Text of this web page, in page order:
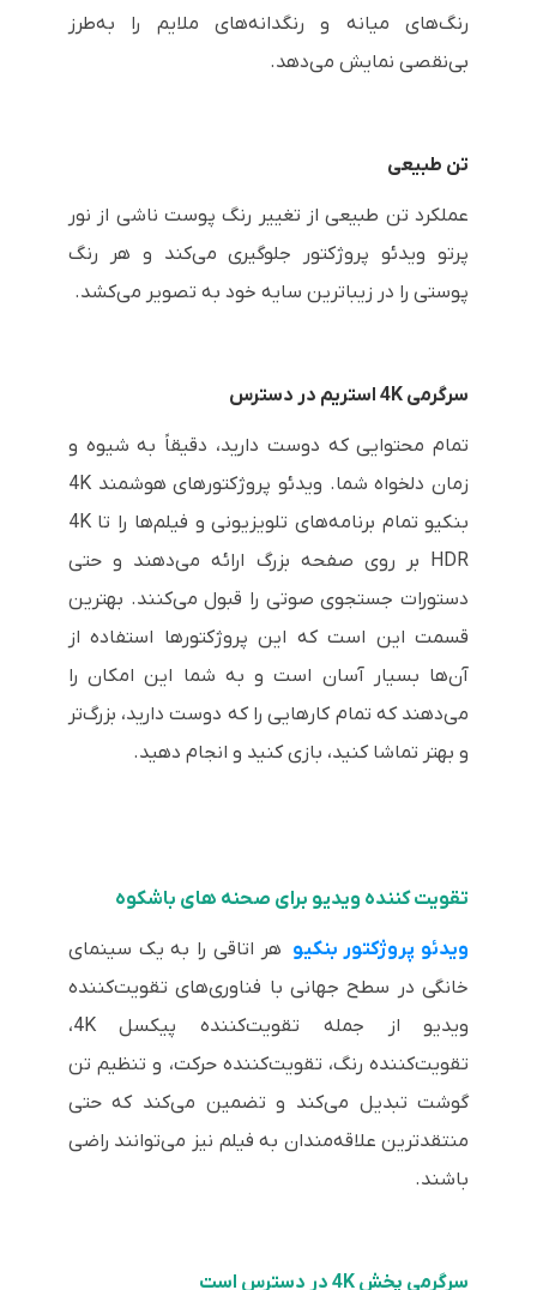
رنگ‌های میانه و رنگدانه‌های ملایم را به‌طرز
بی‌نقصی نمایش می‌دهد.
تن طبیعی
عملکرد تن طبیعی از تغییر رنگ پوست ناشی از نور
پرتو ویدئو پروژکتور جلوگیری می‌کند و هر رنگ
پوستی را در زیباترین سایه خود به تصویر می‌کشد.
سرگرمی 4K استریم در دسترس
تمام محتوایی که دوست دارید، دقیقاً به شیوه و
زمان دلخواه شما. ویدئو پروژکتورهای هوشمند 4K
بنکیو تمام برنامه‌های تلویزیونی و فیلم‌ها را تا 4K
HDR بر روی صفحه بزرگ ارائه می‌دهند و حتی
دستورات جستجوی صوتی را قبول می‌کنند. بهترین
قسمت این است که این پروژکتورها استفاده از
آن‌ها بسیار آسان است و به شما این امکان را
می‌دهند که تمام کارهایی را که دوست دارید، بزرگ‌تر
و بهتر تماشا کنید، بازی کنید و انجام دهید.
تقویت کننده ویدیو برای صحنه های باشکوه
ویدئو پروژکتور بنکیو هر اتاقی را به یک سینمای
خانگی در سطح جهانی با فناوری‌های تقویت‌کننده
ویدیو از جمله تقویت‌کننده پیکسل 4K،
تقویت‌کننده رنگ، تقویت‌کننده حرکت، و تنظیم تن
گوشت تبدیل می‌کند و تضمین می‌کند که حتی
منتقدترین علاقه‌مندان به فیلم نیز می‌توانند راضی
باشند.
سرگرمی پخش 4K در دسترس است